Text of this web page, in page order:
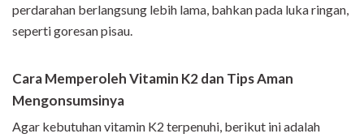
perdarahan berlangsung lebih lama, bahkan pada luka ringan,
seperti goresan pisau.
Cara Memperoleh Vitamin K2 dan Tips Aman
Mengonsumsinya
Agar kebutuhan vitamin K2 terpenuhi, berikut ini adalah